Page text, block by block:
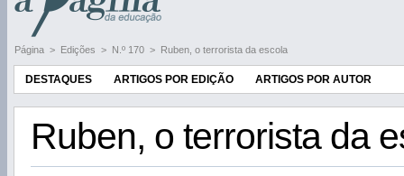
Página > Edições > N.º 170 > Ruben, o terrorista da escola
DESTAQUES ARTIGOS POR EDIÇÃO ARTIGOS POR AUTOR
Ruben, o terrorista da